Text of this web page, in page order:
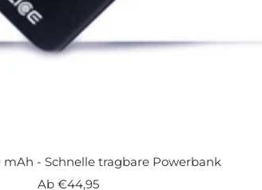
mAh - Schnelle tragbare Powerbank
Angebotspreis
Ab €44,95